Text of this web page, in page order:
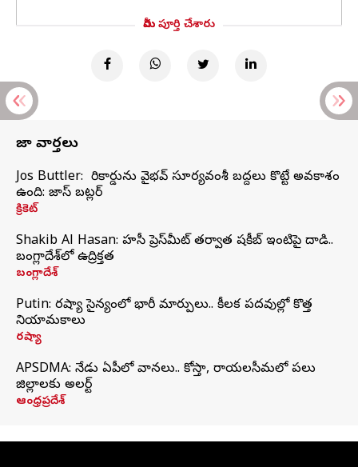
మీరు పూర్తి చేశారు
తాజా వార్తలు
Jos Buttler: నా రికార్డును వైభవ్ సూర్యవంశీ బద్దలు కొట్టే అవకాశం
ఉంది: జాస్ బట్లర్
క్రికెట్
Shakib Al Hasan: హసీనా ప్రెస్‌మీట్‌ తర్వాత షకీబ్‌ ఇంటిపై దాడి..
బంగ్లాదేశ్‌లో ఉద్రిక్తత
బంగ్లాదేశ్
Putin: రష్యా సైన్యంలో భారీ మార్పులు.. కీలక పదవుల్లో కొత్త
నియామకాలు
రష్యా
APSDMA: నేడు ఏపీలో వానలు.. కోస్తా, రాయలసీమలో పలు
జిల్లాలకు అలర్ట్
ఆంధ్రప్రదేశ్